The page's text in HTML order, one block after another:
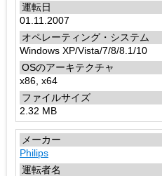
01.11.2007
Windows XP/Vista/7/8/8.1/10
x86, x64
2.32 MB
Philips